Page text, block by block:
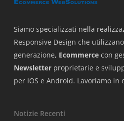
Siamo specializzati nella
Responsive Design che
generazione, Ecommerce con
Newsletter proprietarie e
per IOS e Android. Lavoriamo in
Notizie Recenti